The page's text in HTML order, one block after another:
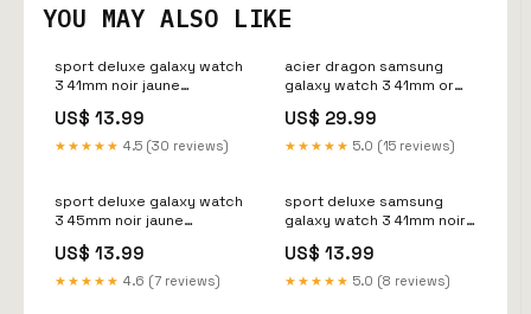
YOU MAY ALSO LIKE
sport deluxe galaxy watch
3 41mm noir jaune
US$ 13.99
★★★★★ 4.5 (30 reviews)
acier dragon samsung
galaxy watch 3 41mm or
US$ 29.99
★★★★★ 5.0 (15 reviews)
sport deluxe galaxy watch
3 45mm noir jaune
US$ 13.99
★★★★★ 4.6 (7 reviews)
sport deluxe samsung
galaxy watch 3 41mm noir
US$ 13.99
★★★★★ 5.0 (8 reviews)